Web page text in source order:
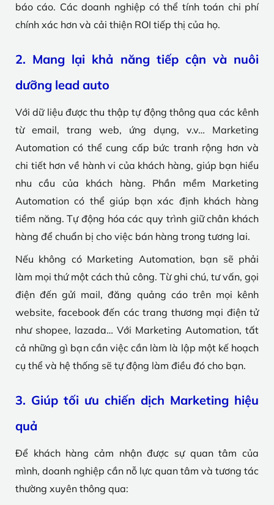
báo cáo. Các doanh nghiệp có thể tính toán chi phí
chính xác hơn và cải thiện ROI tiếp thị của họ.
2. Mang lại khả năng tiếp cận và nuôi
dưỡng lead auto
Với dữ liệu được thu thập tự động thông qua các kênh
từ email, trang web, ứng dụng, v.v… Marketing
Automation có thể cung cấp bức tranh rộng hơn và
chi tiết hơn về hành vi của khách hàng, giúp bạn hiểu
nhu cầu của khách hàng. Phần mềm Marketing
Automation có thể giúp bạn xác định khách hàng
tiềm năng. Tự động hóa các quy trình giữ chân khách
hàng để chuẩn bị cho việc bán hàng trong tương lai.
Nếu không có Marketing Automation, bạn sẽ phải
làm mọi thứ một cách thủ công. Từ ghi chú, tư vấn, gọi
điện đến gửi mail, đăng quảng cáo trên mọi kênh
website, facebook đến các trang thương mại điện tử
như shopee, lazada… Với Marketing Automation, tất
cả những gì bạn cần việc cần làm là lập một kế hoạch
cụ thể và hệ thống sẽ tự động làm điều đó cho bạn.
3. Giúp tối ưu chiến dịch Marketing hiệu
quả
Để khách hàng cảm nhận được sự quan tâm của
mình, doanh nghiệp cần nỗ lực quan tâm và tương tác
thường xuyên thông qua: